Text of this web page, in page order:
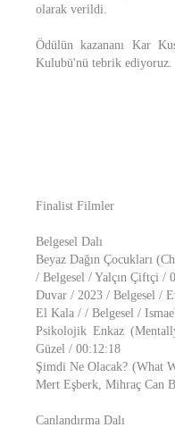
olarak verildi.
Ödülün kazananı Kar
Kulubü'nü tebrik ediyoruz.
Finalist Filmler
Belgesel Dalı
Beyaz Dağın Çocukları
/ Belgesel / Yalçın Çiftçi /
Duvar / 2023 / Belgesel /
El Kala / / Belgesel /
Psikolojik Enkaz
Güzel / 00:12:18
Şimdi Ne Olacak? (What
Mert Eşberk, Mihraç Can
Canlandırma Dalı